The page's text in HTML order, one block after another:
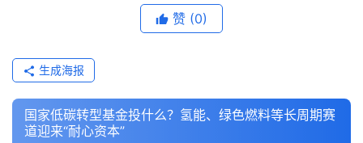
赞 (0)
生成海报
国家低碳转型基金投什么？氢能、绿色燃料等长周期赛
道迎来“耐心资本”